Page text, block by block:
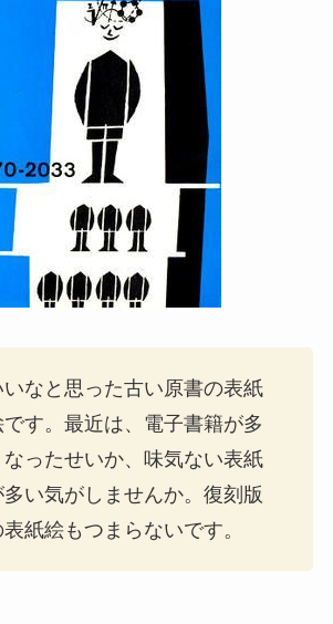
いなと思った古い原書の表紙
です。最近は、電子書籍が多
なったせいか、味気ない表紙
多い気がしませんか。復刻版
紙絵もつまらないです。